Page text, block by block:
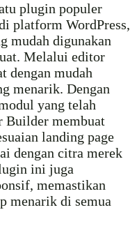
plugin populer
platform WordPress,
mudah digunakan
Melalui editor
dengan mudah
menarik. Dengan
yang telah
Builder membuat
landing page
dengan citra merek
ini juga
memastikan
menarik di semua